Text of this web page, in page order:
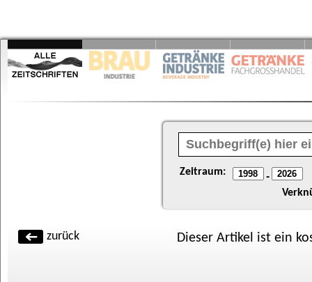
Zeitraum: -
zurück Dieser Artikel ist ein